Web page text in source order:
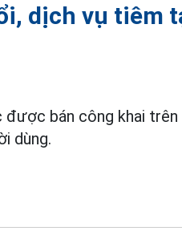
dịch vụ tiêm
được bán công khai
dùng.